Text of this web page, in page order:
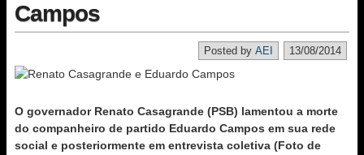
Campos
13/08/2014
Posted by AEI
O governador Renato Casagrande (PSB) lamentou a morte
do companheiro de partido Eduardo Campos em sua rede
social e posteriormente em entrevista coletiva (Foto de